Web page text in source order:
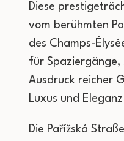
Diese
vom berühmten
des Champs-
für Spaziergänge,
Ausdruck reicher
Luxus und
Die Pařížská